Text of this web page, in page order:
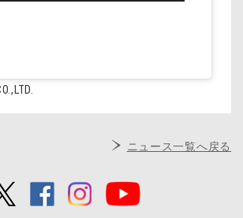
ニュース一覧へ戻る